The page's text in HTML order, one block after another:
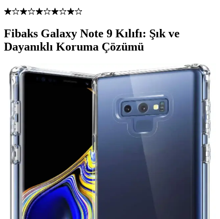
Fibaks Galaxy Note 9 Kılıfı: Şık ve
Dayanıklı Koruma Çözümü